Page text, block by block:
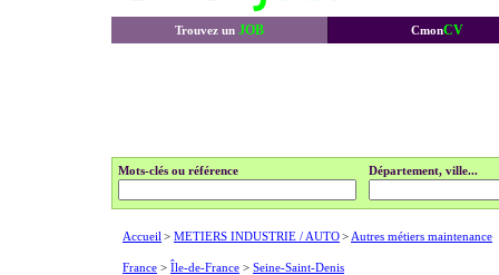
Trouvez un JOB CmonCV
Mots-clés ou référence Département, ville...
Accueil > METIERS INDUSTRIE / AUTO> Autres métiers maintenance
France > Île-de-France > Seine-Saint-Denis